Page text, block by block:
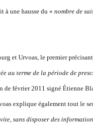
à une hausse du « nombre de
et Urvoas, le premier
au terme de la période de
février 2011 signé Étienne
explique également tout le
sans disposer des informati